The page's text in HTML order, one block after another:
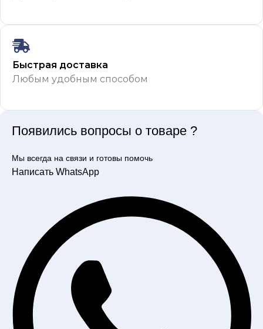
Быстрая доставка
Любым удобным способом
Появились вопросы о товаре ?
Мы всегда на связи и готовы помочь
Написать WhatsApp